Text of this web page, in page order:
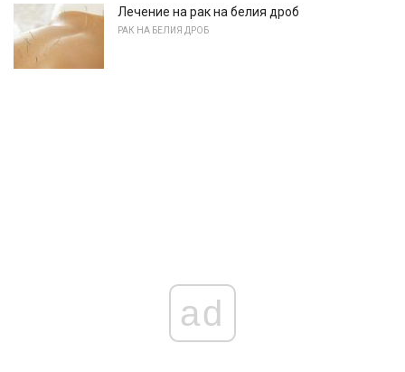
Лечение на рак на белия дроб
РАК НА БЕЛИЯ ДРОБ
ad